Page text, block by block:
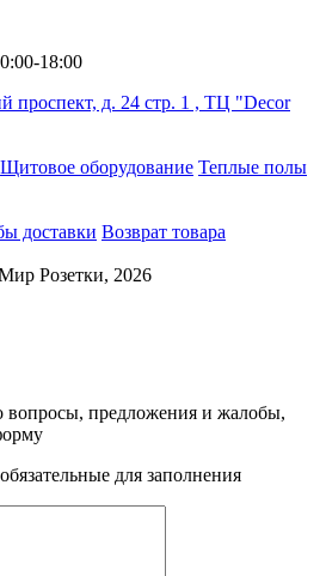
18:00
проспект, д. 24 стр. 1 , ТЦ "Decor
Щитовое оборудование Теплые полы
доставки Возврат товара
Розетки, 2026
вопросы, предложения и жалобы,
для заполнения